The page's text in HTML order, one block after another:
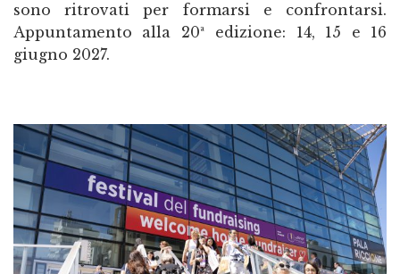
sono ritrovati per formarsi e confrontarsi.
Appuntamento alla 20ª edizione: 14, 15 e 16
giugno 2027.